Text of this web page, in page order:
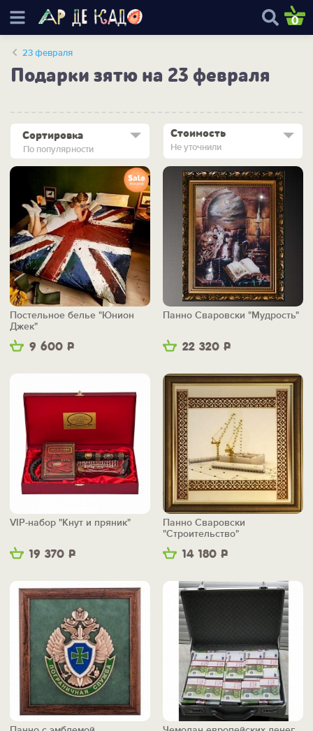
0
23 февраля
Подарки зятю на 23 февраля
По популярности
Сортировка Стоимость
Не уточнили
9 600 Р
Постельное белье "Юнион
Джек"
22 320 Р
Панно Сваровски "Мудрость"
19 370 Р
VIP-набор "Кнут и пряник"
14 180 Р
Панно Сваровски
"Строительство"